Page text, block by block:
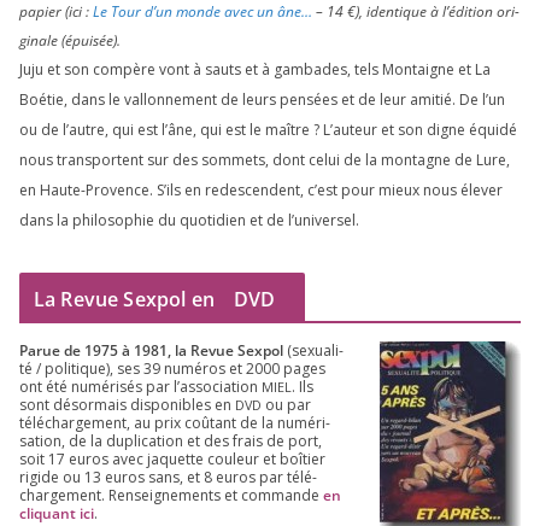
papier (ici :Le Tour d’un monde avec un âne… – 14€), iden­tique à l’é­di­tion ori­
gi­nale (épui­sée).
Juju et son com­père vont à sauts et à gam­bades, tels Montaigne et La
Boétie, dans le val­lon­ne­ment de leurs pen­sées et de leur ami­tié. De l’un
ou de l’autre, qui est l’âne, qui est le maître ? L’auteur et son digne équi­dé
nous trans­portent sur des som­mets, dont celui de la mon­tagne de Lure,
en Haute-Provence. S’ils en redes­cendent, c’est pour mieux nous éle­ver
dans la phi­lo­so­phie du quo­ti­dien et de l’universel.
La Revue Sexpol en DVD
Parue de 1975à 1981, la Revue Sex­pol (sexua­li­
té /​ poli­tique), ses39 numé­ros et2000 pages
ont été numé­ri­sés par l’as­so­cia­tion MIEL. Ils
sont désor­mais dis­po­nibles en DVD ou par
télé­char­ge­ment, au prix coû­tant de la numé­ri­
sa­tion, de la dupli­ca­tion et des frais de port,
soit 17 euros avec jaquette cou­leur et boî­tier
rigide ou 13 euros sans, et 8 euros par télé­
char­ge­ment. Ren­sei­gne­ments et com­mande en
cli­quant ici.